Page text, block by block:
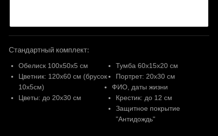
Стандартный комплект:
Обелиск 100х50х5 см
Тумба 60х15х20 см
Цветник: 120х60 см (брусок
10х5см)
Портрет: 20х30 см
ФИО, даты жизни
Крестик: до 12 см
Цветы: до 20х30 см
Защитное покрытие
"Антидождь"